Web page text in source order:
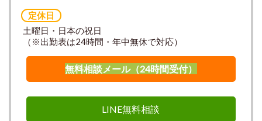
定休日
土曜日・日本の祝日
（※出勤表は24時間・年中無休で対応）
無料相談メール（24時間受付）
LINE無料相談